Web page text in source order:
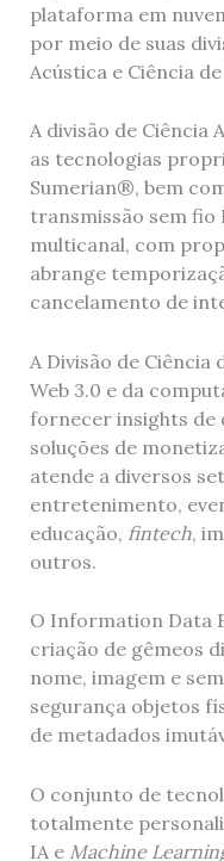
plataforma em
por meio de suas
Acústica e Ciência
A divisão de Ciência
as tecnologias
Sumerian®, bem
transmissão sem fio
multicanal, com
abrange
cancelamento de
A Divisão de
Web 3.0 e da
fornecer insights de
soluções de
atende a diversos
entretenimento,
educação, fintech,
outros.
O Information Data
criação de gêmeos
nome, imagem e
segurança objetos
de metadados
O conjunto de
totalmente
IA e Machine